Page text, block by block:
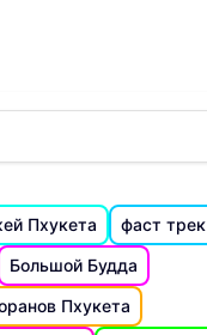
Пхукета
фаст трек
Большой Будда
Пхукета